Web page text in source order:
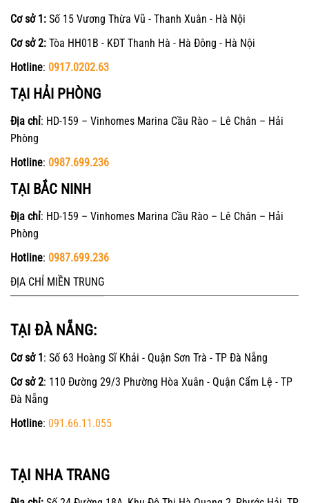
Cơ sở 1: Số 15 Vương Thừa Vũ - Thanh Xuân - Hà Nội
Cơ sở 2: Tòa HH01B - KĐT Thanh Hà - Hà Đông - Hà Nội
Hotline: 0917.0202.63
TẠI HẢI PHÒNG
Địa chỉ: HD-159 – Vinhomes Marina Cầu Rào – Lê Chân – Hải
Phòng
Hotline: 0987.699.236
TẠI BẮC NINH
Địa chỉ: HD-159 – Vinhomes Marina Cầu Rào – Lê Chân – Hải
Phòng
Hotline: 0987.699.236
ĐỊA CHỈ MIỀN TRUNG
TẠI ĐÀ NẴNG:
Cơ sở 1 : Số 63 Hoàng Sĩ Khải - Quận Sơn Trà - TP Đà Nẵng
Cơ sở 2: 110 Đường 29/3 Phường Hòa Xuân - Quận Cẩm Lệ - TP
Đà Nẵng
Hotline: 091.66.11.055
TẠI NHA TRANG